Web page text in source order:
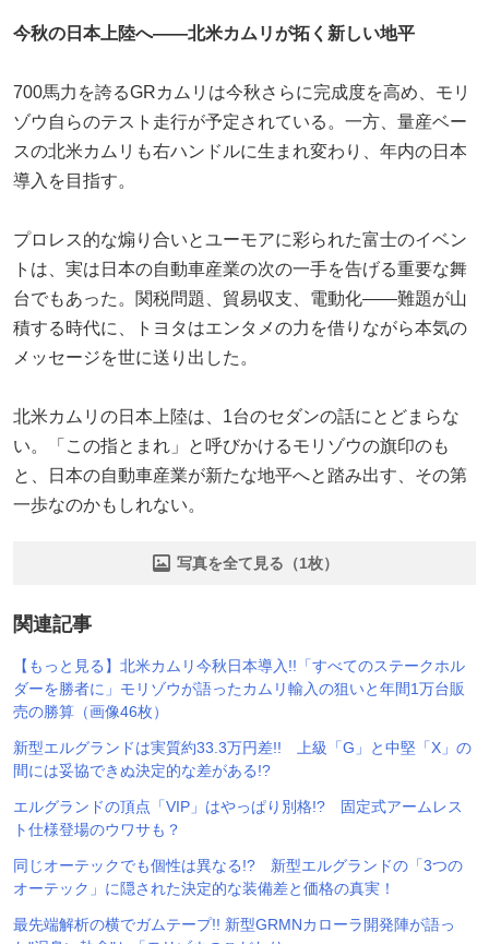
今秋の日本上陸へ——北米カムリが拓く新しい地平
700馬力を誇るGRカムリは今秋さらに完成度を高め、モリ
ゾウ自らのテスト走行が予定されている。一方、量産ベー
スの北米カムリも右ハンドルに生まれ変わり、年内の日本
導入を目指す。
プロレス的な煽り合いとユーモアに彩られた富士のイベン
トは、実は日本の自動車産業の次の一手を告げる重要な舞
台でもあった。関税問題、貿易収支、電動化——難題が山
積する時代に、トヨタはエンタメの力を借りながら本気の
メッセージを世に送り出した。
北米カムリの日本上陸は、1台のセダンの話にとどまらな
い。「この指とまれ」と呼びかけるモリゾウの旗印のも
と、日本の自動車産業が新たな地平へと踏み出す、その第
一歩なのかもしれない。
写真を全て見る（1枚）
関連記事
【もっと見る】北米カムリ今秋日本導入!!「すべてのステークホル
ダーを勝者に」モリゾウが語ったカムリ輸入の狙いと年間1万台販
売の勝算（画像46枚）
新型エルグランドは実質約33.3万円差!! 上級「G」と中堅「X」の
間には妥協できぬ決定的な差がある!?
エルグランドの頂点「VIP」はやっぱり別格!? 固定式アームレス
ト仕様登場のウワサも？
同じオーテックでも個性は異なる!? 新型エルグランドの「3つの
オーテック」に隠された決定的な装備差と価格の真実！
最先端解析の横でガムテープ!! 新型GRMNカローラ開発陣が語っ